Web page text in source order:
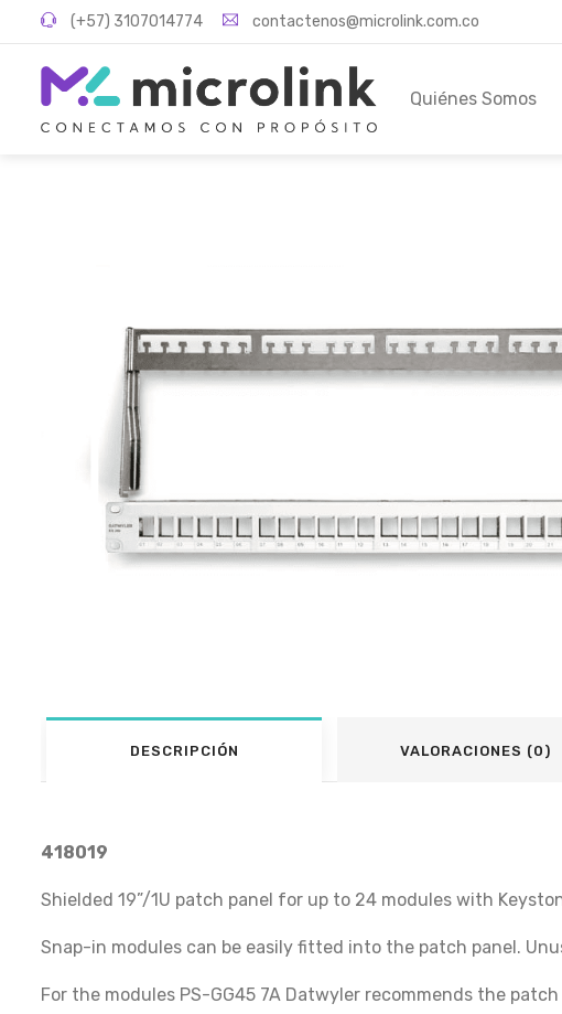
(+57) 3107014774 contactenos@microlink.com.co
Quiénes Somos
DESCRIPCIÓN VALORACIONES (0)
418019
Shielded 19”/1U patch panel for up to 24 modules with
Snap-in modules can be easily fitted into the patch panel.
For the modules PS-GG45 7A Datwyler recommends the patch